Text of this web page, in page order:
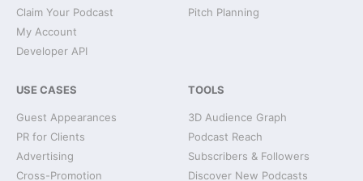
Claim Your Podcast
My Account
Developer API
Pitch Planning
USE CASES
Guest Appearances
PR for Clients
Advertising
Cross-Promotion
TOOLS
3D Audience Graph
Podcast Reach
Subscribers & Followers
Discover New Podcasts